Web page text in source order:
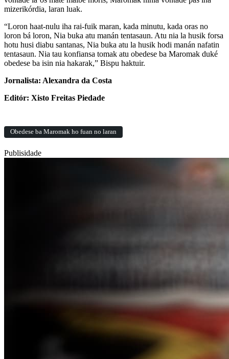
mizerikórdia, laran luak.
“Loron haat-nulu iha rai-fuik maran, kada minutu, kada oras no
loron bá loron, Nia buka atu manán tentasaun. Atu nia la husik forsa
hotu husi diabu santanas, Nia buka atu la husik hodi manán nafatin
tentasaun. Nia tau konfiansa tomak atu obedese ba Maromak duké
obedese ba isin nia hakarak,” Bispu haktuir.
Jornalista: Alexandra da Costa
Editór: Xisto Freitas Piedade
Obedese ba Maromak ho fuan no laran
Publisidade